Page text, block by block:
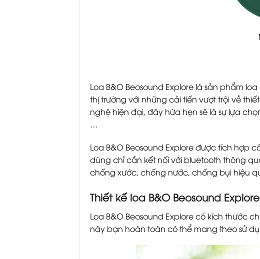
Loa B&O Beosound Explore là sản phẩm
thị trường với những cải tiến vượt trội về
nghệ hiện đại, đây hứa hẹn sẽ là sự lựa
…
Loa B&O Beosound Explore được tích hợp
dùng chỉ cần kết nối với bluetooth thông
chống xước, chống nước, chống bụi hiệu
Thiết kế loa B&O Beosound Explore
Loa B&O Beosound Explore có kích thước
này bạn hoàn toàn có thể mang theo sử